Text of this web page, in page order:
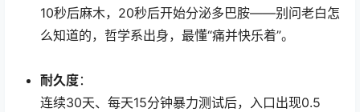
10秒后麻木，20秒后开始分泌多巴胺——别问老白怎
么知道的，哲学系出身，最懂“痛并快乐着”。
耐久度：
连续30天、每天15分钟暴力测试后，入口出现0.5